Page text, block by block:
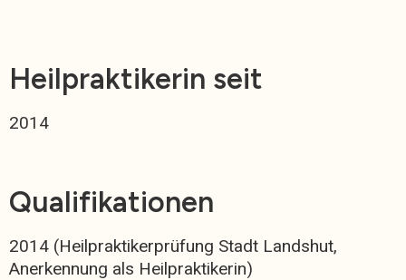
Heilpraktikerin seit
2014
Qualifikationen
2014 (Heilpraktikerprüfung Stadt Landshut,
Anerkennung als Heilpraktikerin)